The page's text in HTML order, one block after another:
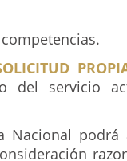
del servicio
Nacional